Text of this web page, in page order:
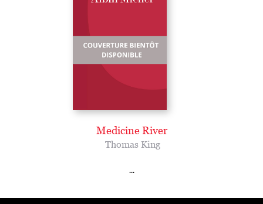
Medicine River
Thomas King
...